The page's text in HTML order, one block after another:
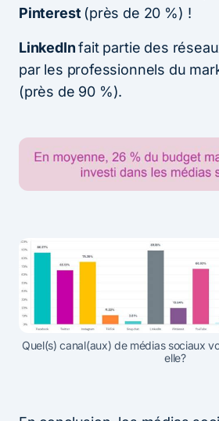
Pinterest (près de 20 %) !
LinkedInfait partie des
par les professionnels du
(près de 90 %).
Quel(s) canal(aux) de médias sociaux
elle?